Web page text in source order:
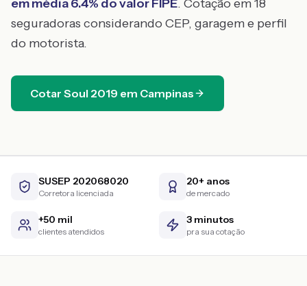
em média6.4% do valor FIPE. Cotação em 18
seguradoras considerando CEP, garagem e perfil
do motorista.
Cotar Soul 2019 em Campinas
SUSEP 202068020
Corretora licenciada
20+ anos
de mercado
+50 mil
clientes atendidos
3 minutos
pra sua cotação